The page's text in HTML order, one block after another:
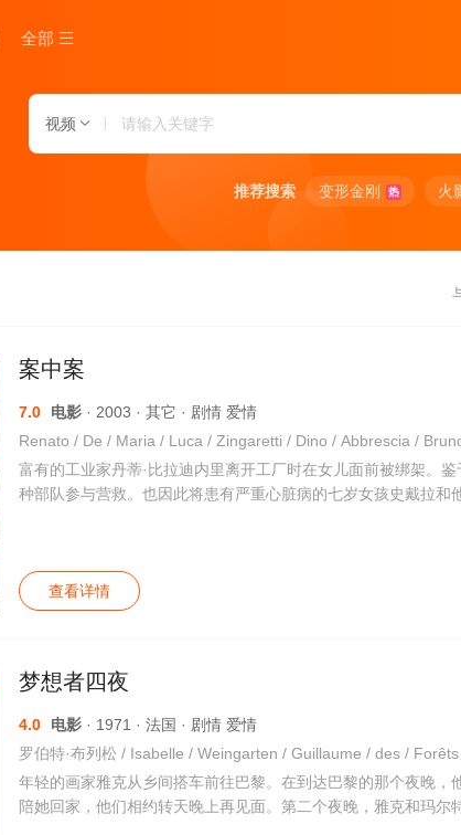
全部
视频
推荐搜索 变形金刚 热 火
案中案
7.0 电影 · 2003 · 其它 · 剧情 爱情
富有的工业家丹蒂·比拉迪内里离开工厂时在女儿面前被绑架。
种部队参与营救。也因此将患有严重心脏病的七岁女孩史戴拉和
查看详情
梦想者四夜
4.0 电影 · 1971 · 法国 · 剧情 爱情
年轻的画家雅克从乡间搭车前往巴黎。在到达巴黎的那个夜晚
陪她回家，他们相约转天晚上再见面。第二个夜晚，雅克和玛